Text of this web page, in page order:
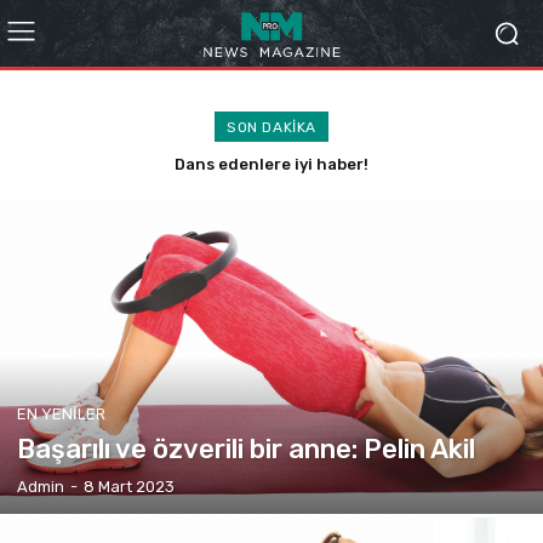
SON DAKIKA
Bilgisayar satışları 2022’de düştü
EN YENILER
Başarılı ve özverili bir anne: Pelin Akil
Admin - 8 Mart 2023